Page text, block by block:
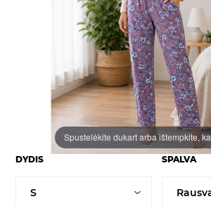
Spustelėkite dukart arba ištempkite,
DYDIS SPALVA